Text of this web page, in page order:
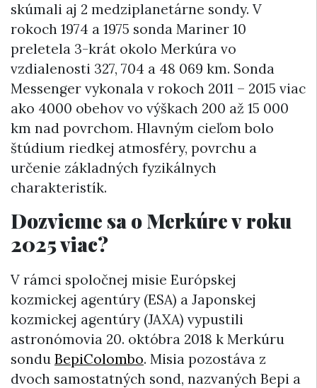
skúmali aj 2 medziplanetárne sondy. V
rokoch 1974 a 1975 sonda Mariner 10
preletela 3-krát okolo Merkúra vo
vzdialenosti 327, 704 a 48 069 km. Sonda
Messenger vykonala v rokoch 2011 – 2015 viac
ako 4000 obehov vo výškach 200 až 15 000
km nad povrchom. Hlavným cieľom bolo
štúdium riedkej atmosféry, povrchu a
určenie základných fyzikálnych
charakteristík.
Dozvieme sa o Merkúre v roku
2025 viac?
V rámci spoločnej misie Európskej
kozmickej agentúry (ESA) a Japonskej
kozmickej agentúry (JAXA) vypustili
astronómovia 20. októbra 2018 k Merkúru
sondu BepiColombo. Misia pozostáva z
dvoch samostatných sond, nazvaných Bepi a